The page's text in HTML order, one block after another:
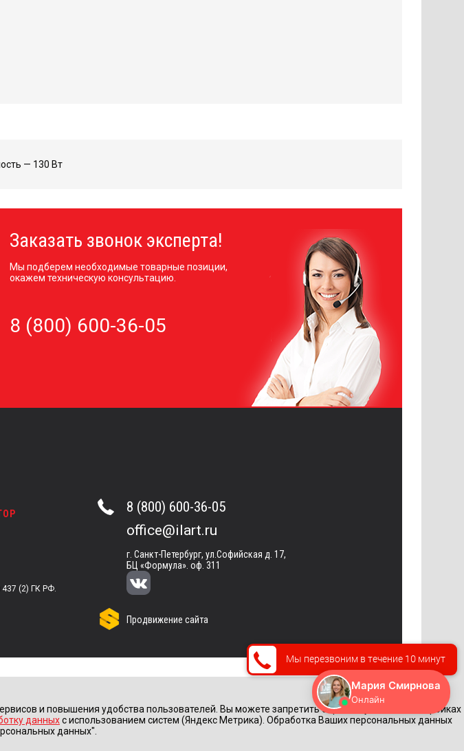
— 130 Вт
Заказать звонок эксперта!
Мы подберем необходимые товарные позиции,
окажем техническую консультацию.
8 (800) 600-36-05
(2) ГК РФ.
8 (800) 600-36-05
office@ilart.ru
г. Санкт-Петербург, ул.Софийская д. 17,
БЦ «Формула». оф. 311
Продвижение сайта
и повышения удобства пользователей. Вы можете запретить обработку cookie в настройках
данныхс использованием систем (Яндекс Метрика). Обработка Ваших персональных данных
данных".
Мы перезвоним в течение 10 минут